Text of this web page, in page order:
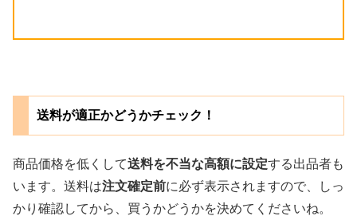
送料が適正かどうかチェック！
商品価格を低くして送料を不当な高額に設定する出品者も
います。送料は注文確定前に必ず表示されますので、しっ
かり確認してから、買うかどうかを決めてくださいね。